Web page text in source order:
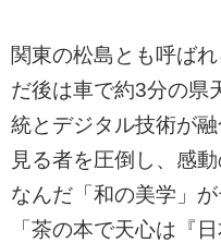
関東の松島とも呼ば
だ後は車で約3分の県
統とデジタル技術が
見る者を圧倒し、感
なんだ「和の美学」
「茶の本で天心は『